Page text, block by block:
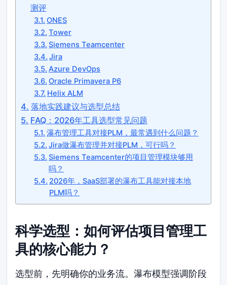
测评
ONES
Tower
Siemens Teamcenter
Jira
Azure DevOps
Oracle Primavera P6
Helix ALM
落地实践建议与选型总结
FAQ：2026年工具选型常见问题
瀑布管理工具对接PLM，最常遇到什么问题？
Jira做瀑布管理并对接PLM，可行吗？
Siemens Teamcenter的项目管理模块够用
吗？
2026年，SaaS部署的瀑布工具能对接本地
PLM吗？
科学选型：如何评估项目管理工
具的核心能力？
选型前，先明确你的业务流。瀑布模型强调阶段